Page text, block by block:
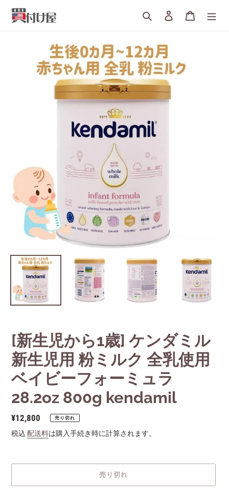
検索 ログインカート
[新生児から1歳] ケンダミル
新生児用 粉ミルク 全乳使用
ベイビーフォーミュラ
28.2oz 800g kendamil
通
常
¥12,800 売り切れ
税込 配送料は購入手続き時に計算されます。
売り切れ